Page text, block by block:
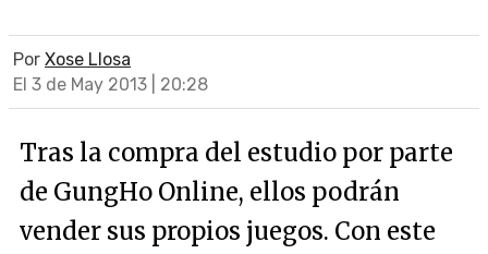
Por Xose Llosa
El 3 de May 2013 | 20:28
Tras la compra del estudio por parte
de GungHo Online, ellos podrán
vender sus propios juegos. Con este